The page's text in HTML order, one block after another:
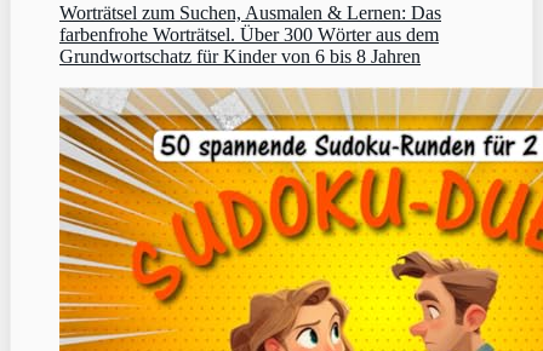
Worträtsel zum Suchen, Ausmalen & Lernen: Das
farbenfrohe Worträtsel. Über 300 Wörter aus dem
Grundwortschatz für Kinder von 6 bis 8 Jahren